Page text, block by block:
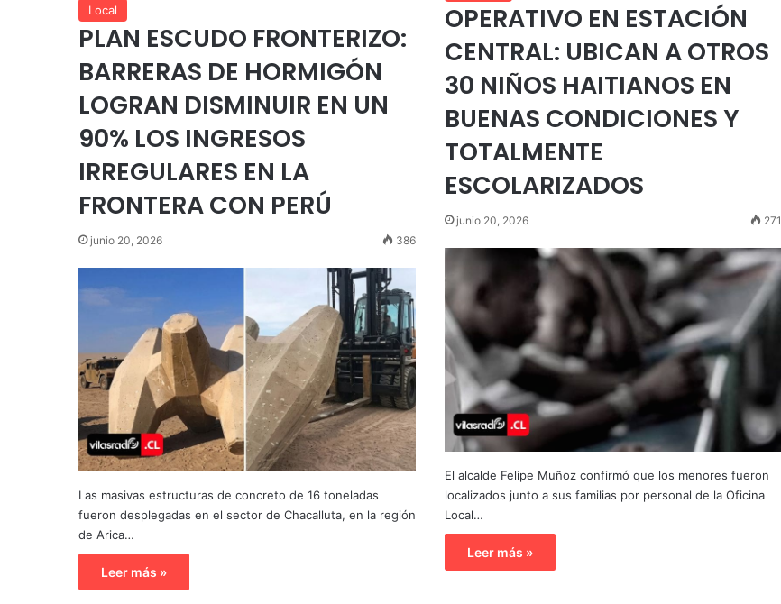
OPERATIVO EN ESTACIÓN
CENTRAL: UBICAN A OTROS
30 NIÑOS HAITIANOS EN
BUENAS CONDICIONES Y
TOTALMENTE
ESCOLARIZADOS
junio 20, 2026 271
El alcalde Felipe Muñoz confirmó que los menores fueron
localizados junto a sus familias por personal de la Oficina
Local…
Leer más »
Local
PLAN ESCUDO FRONTERIZO:
BARRERAS DE HORMIGÓN
LOGRAN DISMINUIR EN UN
90% LOS INGRESOS
IRREGULARES EN LA
FRONTERA CON PERÚ
junio 20, 2026 386
Las masivas estructuras de concreto de 16 toneladas
fueron desplegadas en el sector de Chacalluta, en la región
de Arica…
Leer más »